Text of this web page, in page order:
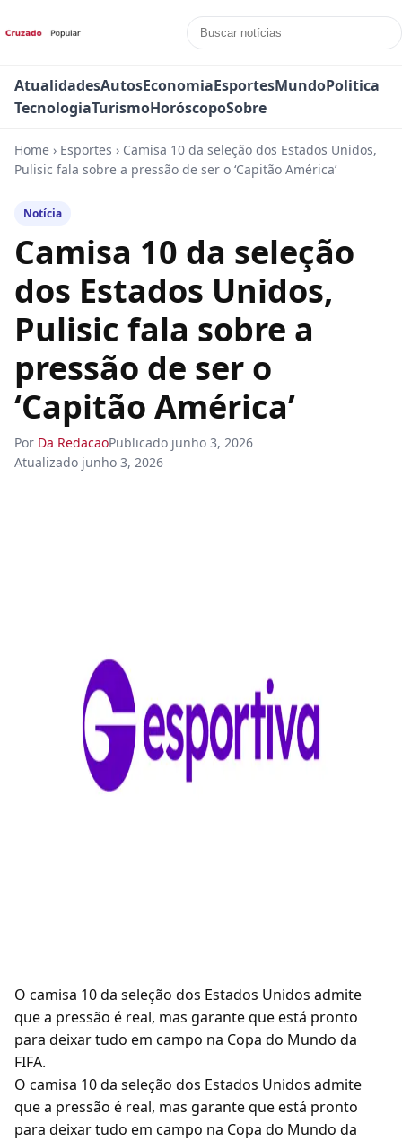
AtualidadesAutosEconomiaEsportesMundoPolitica
TecnologiaTurismoHoróscopoSobre
Home › Esportes › Camisa 10 da seleção dos Estados Unidos,
Pulisic fala sobre a pressão de ser o ‘Capitão América’
Notícia
Camisa 10 da seleção
dos Estados Unidos,
Pulisic fala sobre a
pressão de ser o
‘Capitão América’
Por Da RedacaoPublicado junho 3, 2026
Atualizado junho 3, 2026
O camisa 10 da seleção dos Estados Unidos admite
que a pressão é real, mas garante que está pronto
para deixar tudo em campo na Copa do Mundo da
FIFA.
O camisa 10 da seleção dos Estados Unidos admite
que a pressão é real, mas garante que está pronto
para deixar tudo em campo na Copa do Mundo da